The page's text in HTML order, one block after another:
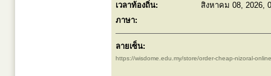
เวลาท้องถิ่น:
สิงหาคม 08, 2026,
ภาษา:
ลายเซ็น:
https://wisdome.edu.my/store/order-cheap-nizoral-